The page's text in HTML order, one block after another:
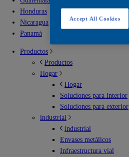
Honduras
Nicaragua
Panamá
Productos
Productos
Hogar
Hogar
Soluciones para interior
Soluciones para exterior
industrial
industrial
Envases metálicos
Infraestructura vial
Accept All Cookies